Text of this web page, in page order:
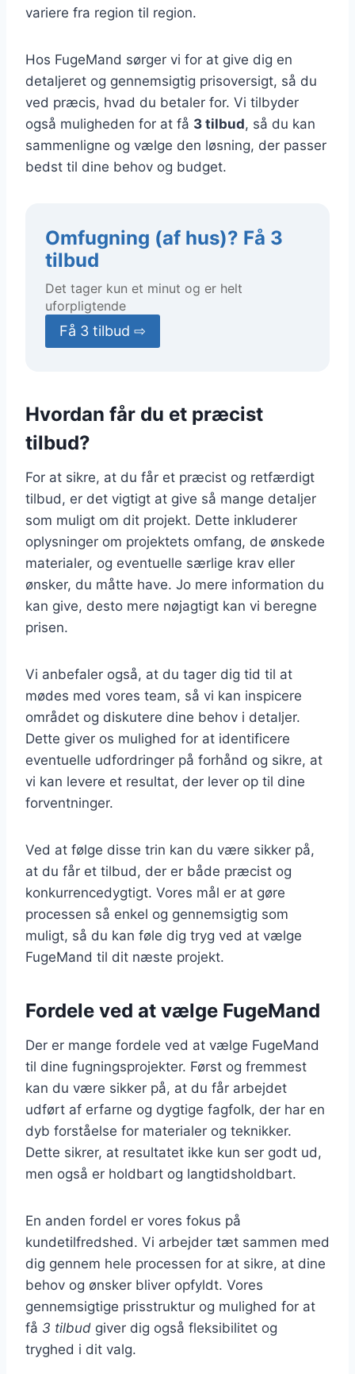
variere fra region til region.
Hos FugeMand sørger vi for at give dig en
detaljeret og gennemsigtig prisoversigt, så du
ved præcis, hvad du betaler for. Vi tilbyder
også muligheden for at få 3 tilbud, så du kan
sammenligne og vælge den løsning, der passer
bedst til dine behov og budget.
Omfugning (af hus)? Få 3
tilbud
Det tager kun et minut og er helt
uforpligtende
Få 3 tilbud ⇨
Hvordan får du et præcist
tilbud?
For at sikre, at du får et præcist og retfærdigt
tilbud, er det vigtigt at give så mange detaljer
som muligt om dit projekt. Dette inkluderer
oplysninger om projektets omfang, de ønskede
materialer, og eventuelle særlige krav eller
ønsker, du måtte have. Jo mere information du
kan give, desto mere nøjagtigt kan vi beregne
prisen.
Vi anbefaler også, at du tager dig tid til at
mødes med vores team, så vi kan inspicere
området og diskutere dine behov i detaljer.
Dette giver os mulighed for at identificere
eventuelle udfordringer på forhånd og sikre, at
vi kan levere et resultat, der lever op til dine
forventninger.
Ved at følge disse trin kan du være sikker på,
at du får et tilbud, der er både præcist og
konkurrencedygtigt. Vores mål er at gøre
processen så enkel og gennemsigtig som
muligt, så du kan føle dig tryg ved at vælge
FugeMand til dit næste projekt.
Fordele ved at vælge FugeMand
Der er mange fordele ved at vælge FugeMand
til dine fugningsprojekter. Først og fremmest
kan du være sikker på, at du får arbejdet
udført af erfarne og dygtige fagfolk, der har en
dyb forståelse for materialer og teknikker.
Dette sikrer, at resultatet ikke kun ser godt ud,
men også er holdbart og langtidsholdbart.
En anden fordel er vores fokus på
kundetilfredshed. Vi arbejder tæt sammen med
dig gennem hele processen for at sikre, at dine
behov og ønsker bliver opfyldt. Vores
gennemsigtige prisstruktur og mulighed for at
få 3 tilbud giver dig også fleksibilitet og
tryghed i dit valg.